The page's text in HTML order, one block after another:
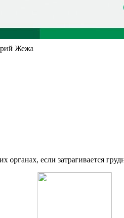
Жежа
если затрагивается